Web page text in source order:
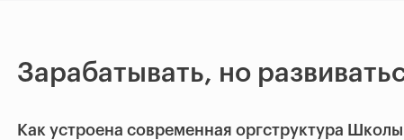
Зарабатывать, но
Как устроена современная оргструктура